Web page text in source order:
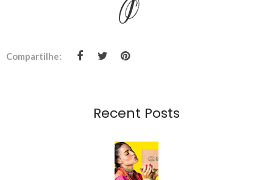
Compartilhe:
Recent Posts